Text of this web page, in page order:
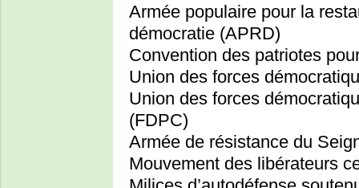
Armée populaire pour la
démocratie (APRD)
Convention des patriotes
Union des forces
Union des forces
(FDPC)
Armée de résistance du
Mouvement des libérateurs